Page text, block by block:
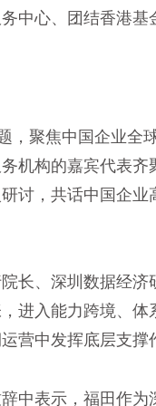
中心、团结香港
，聚焦中国企业全
机构的嘉宾代表齐
讨，共话中国企业
长、深圳数据经
进入能力跨境、
营中发挥底层支撑
中表示，福田作